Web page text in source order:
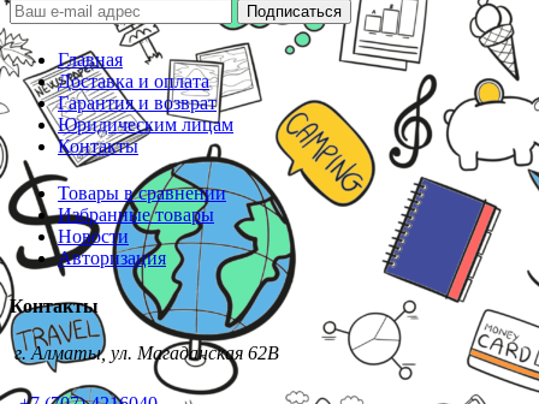
Подписаться
Главная
Доставка и оплата
Гарантия и возврат
Юридическим лицам
Контакты
Товары в сравнении
Избранные товары
Новости
Авторизация
Контакты
г. Алматы, ул. Магаданская 62В